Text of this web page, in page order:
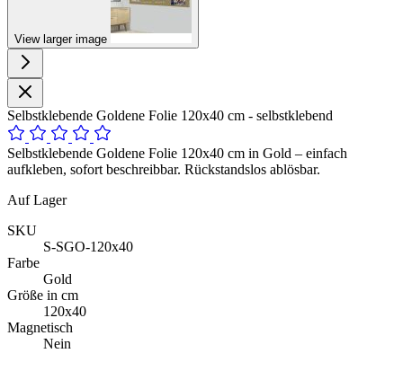
View larger image
Selbstklebende Goldene Folie 120x40 cm - selbstklebend
Selbstklebende Goldene Folie 120x40 cm in Gold – einfach
aufkleben, sofort beschreibbar. Rückstandslos ablösbar.
Auf Lager
SKU
S-SGO-120x40
Farbe
Gold
Größe in cm
120x40
Magnetisch
Nein